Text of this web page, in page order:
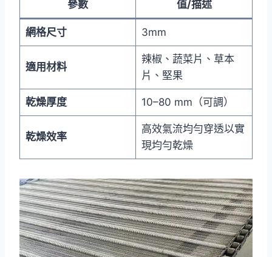
參數 值/描述
網格尺寸 3mm
適用材料
辣椒、蔬菜片、草本
片、堅果
乾燥厚度 10–80 mm（可調）
乾燥效率
高效氣流均勻穿透以實
現均勻乾燥